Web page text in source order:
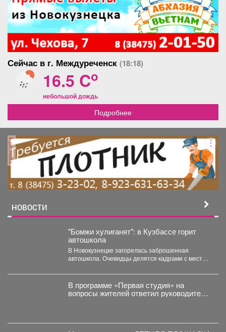
Сейчас в г. Междуреченск (18:18)
16.5 Co
небольшой дождь
Подробнее
реклама
НОВОСТИ
"Бомжи хулиганят": в Кузбассе горит
автошкола
В Новокузнецке загорелась заброшенная
автошкола. Очевидцы делятся кадрами с места
В программе «Первая студия» на
вопросы жителей ответил руководитель